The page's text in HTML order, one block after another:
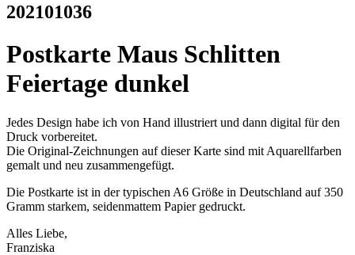
202101036
Postkarte Maus Schlitten
Feiertage dunkel
Jedes Design habe ich von Hand illustriert und dann digital für den
Druck vorbereitet.
Die Original-Zeichnungen auf dieser Karte sind mit Aquarellfarben
gemalt und neu zusammengefügt.
Die Postkarte ist in der typischen A6 Größe in Deutschland auf 350
Gramm starkem, seidenmattem Papier gedruckt.
Alles Liebe,
Franziska